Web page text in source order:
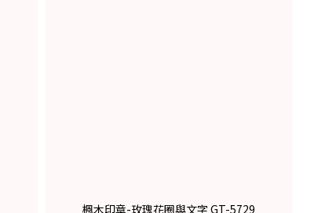
楓木印章-玫瑰花圈與文字 GT-5729